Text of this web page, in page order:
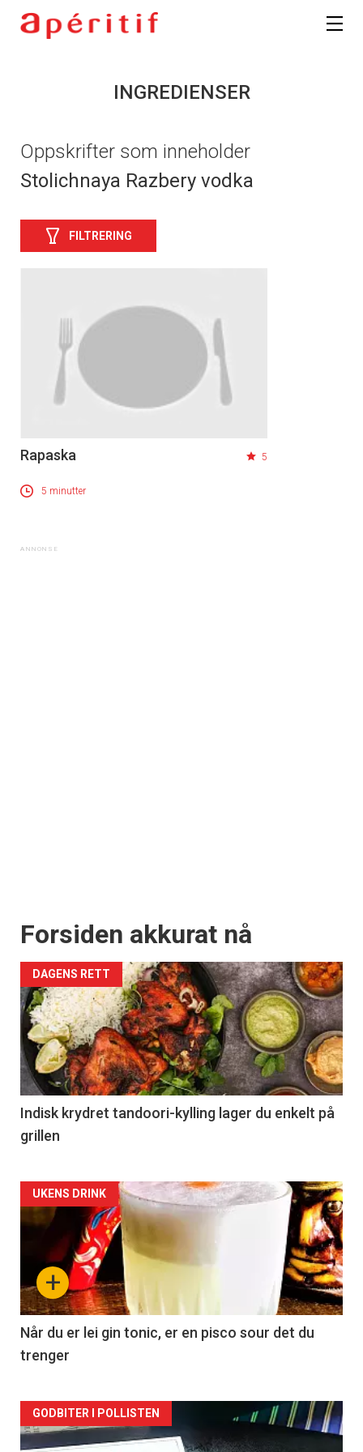
INGREDIENSER
Oppskrifter som inneholder
Stolichnaya Razbery vodka
FILTRERING
Rapaska 5
5 minutter
Forsiden akkurat nå
DAGENS RETT
Indisk krydret tandoori-kylling lager du enkelt på
grillen
Forsiden
akkurat
nå
-
2
+
UKENS DRINK
Når du er lei gin tonic, er en pisco sour det du
trenger
Forsiden
GODBITER I POLLISTEN